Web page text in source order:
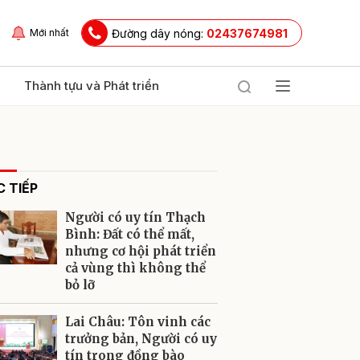
Mới nhất Đường dây nóng: 02437674981
Thành tựu và Phát triển
TIẾP
Người có uy tín Thạch
Bình: Đất có thể mất,
nhưng cơ hội phát triển
cả vùng thì không thể
bỏ lỡ
Lai Châu: Tôn vinh các
trưởng bản, Người có uy
tín trong đồng bào